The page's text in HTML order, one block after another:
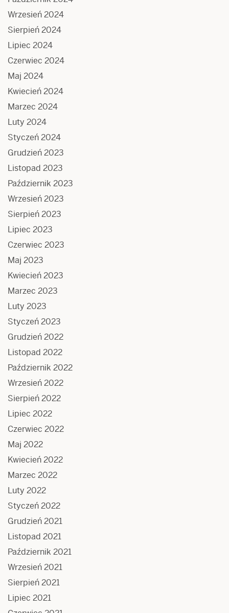
Wrzesień 2024
Sierpień 2024
Lipiec 2024
Czerwiec 2024
Maj 2024
Kwiecień 2024
Marzec 2024
Luty 2024
Styczeń 2024
Grudzień 2023
Listopad 2023
Październik 2023
Wrzesień 2023
Sierpień 2023
Lipiec 2023
Czerwiec 2023
Maj 2023
Kwiecień 2023
Marzec 2023
Luty 2023
Styczeń 2023
Grudzień 2022
Listopad 2022
Październik 2022
Wrzesień 2022
Sierpień 2022
Lipiec 2022
Czerwiec 2022
Maj 2022
Kwiecień 2022
Marzec 2022
Luty 2022
Styczeń 2022
Grudzień 2021
Listopad 2021
Październik 2021
Wrzesień 2021
Sierpień 2021
Lipiec 2021